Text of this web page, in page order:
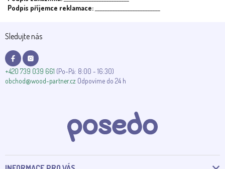
Podpis příjemce reklamace:
Sledujte nás
+420 739 039 661 (Po-Pá: 8:00 - 16:30)
obchod@wood-partner.cz Odpovíme do 24 h